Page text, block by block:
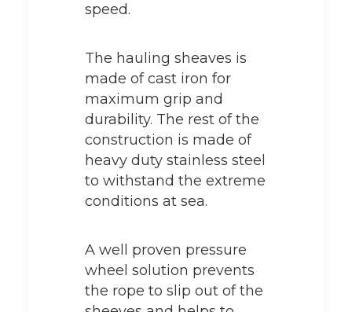
speed.
The hauling sheaves is
made of cast iron for
maximum grip and
durability. The rest of the
construction is made of
heavy duty stainless steel
to withstand the extreme
conditions at sea.
A well proven pressure
wheel solution prevents
the rope to slip out of the